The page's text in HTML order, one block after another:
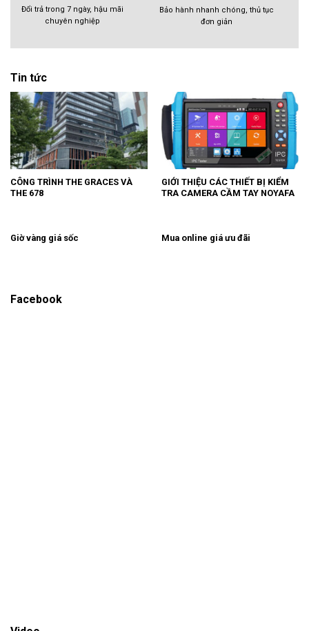
Đổi trả trong 7 ngày, hậu mãi
chuyên nghiệp
Bảo hành nhanh chóng, thủ tục
đơn giản
Tin tức
CÔNG TRÌNH THE GRACES VÀ
THE 678
GIỚI THIỆU CÁC THIẾT BỊ KIỂM
TRA CAMERA CẦM TAY NOYAFA
Giờ vàng giá sốc Mua online giá ưu đãi
Facebook